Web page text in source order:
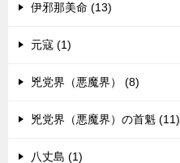
伊邪那美命 (13)
元寇 (1)
兇党界（悪魔界） (8)
兇党界（悪魔界）の首魁 (11)
八丈島 (1)